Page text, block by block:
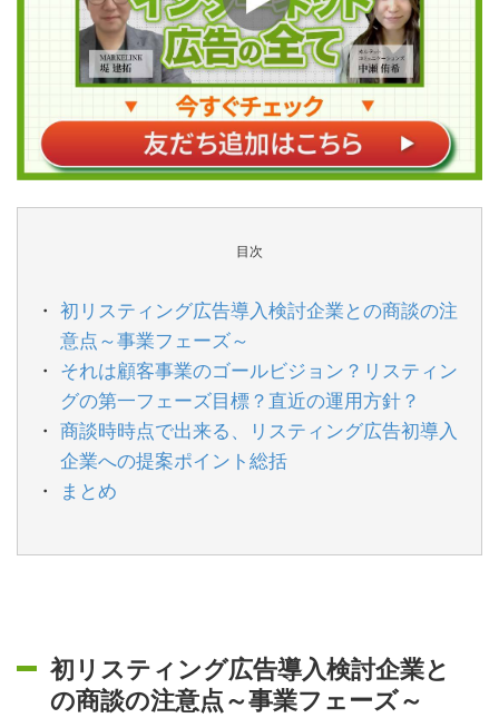
目次
初リスティング広告導入検討企業との商談の注
意点～事業フェーズ～
それは顧客事業のゴールビジョン？リスティン
グの第一フェーズ目標？直近の運用方針？
商談時時点で出来る、リスティング広告初導入
企業への提案ポイント総括
まとめ
初リスティング広告導入検討企業と
の商談の注意点～事業フェーズ～